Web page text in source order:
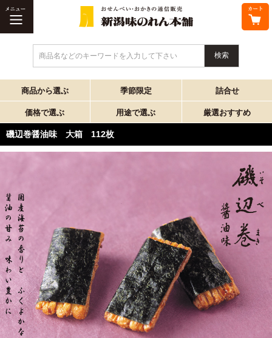
商品名などのキーワードを入力して下さい
商品から選ぶ 季節限定 詰合せ
価格で選ぶ 用途で選ぶ 厳選おすすめ
磯辺巻醤油味 大箱 112枚